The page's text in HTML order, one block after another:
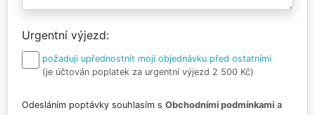
Urgentní výjezd
požaduji upřednostnit moji objednávku před ostatními
(je účtován poplatek za urgentní výjezd 2 500 Kč)
Odesláním poptávky souhlasím s Obchodními podmínkami a